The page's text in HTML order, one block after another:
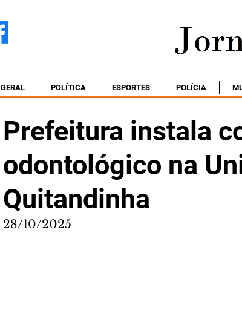
GERAL POLÍTICA ESPORTES POLÍCIA
Prefeitura instala
odontológico na
Quitandinha
28/10/2025